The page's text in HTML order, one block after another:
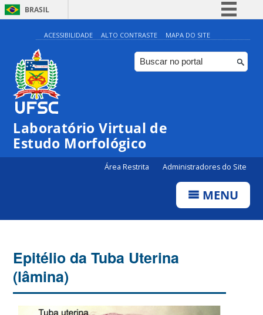
BRASIL
Simplifique!
Comunica BR
Participe
ACESSIBILIDADE ALTO CONTRASTE MAPA DO SITE
Laboratório Virtual de
Estudo Morfológico
Área Restrita Administradores do Site
MENU
Epitélio da Tuba Uterina
(lâmina)